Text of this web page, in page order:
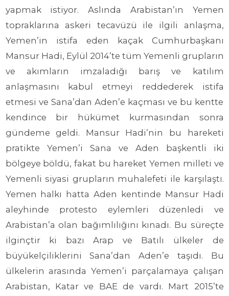
yapmak istiyor. Aslında Arabistan’ın Yemen
topraklarına askeri tecavüzü ile ilgili anlaşma,
Yemen’in istifa eden kaçak Cumhurbaşkanı
Mansur Hadi, Eylül 2014’te tüm Yemenli grupların
ve akımların imzaladığı barış ve katılım
anlaşmasını kabul etmeyi reddederek istifa
etmesi ve Sana’dan Aden’e kaçması ve bu kentte
kendince bir hükümet kurmasından sonra
gündeme geldi. Mansur Hadi’nin bu hareketi
pratikte Yemen’i Sana ve Aden başkentli iki
bölgeye böldü, fakat bu hareket Yemen milleti ve
Yemenli siyasi grupların muhalefeti ile karşılaştı.
Yemen halkı hatta Aden kentinde Mansur Hadi
aleyhinde protesto eylemleri düzenledi ve
Arabistan’a olan bağımlılığını kınadı. Bu süreçte
ilginçtir ki bazı Arap ve Batılı ülkeler de
büyükelçiliklerini Sana’dan Aden’e taşıdı. Bu
ülkelerin arasında Yemen’i parçalamaya çalışan
Arabistan, Katar ve BAE de vardı. Mart 2015’te